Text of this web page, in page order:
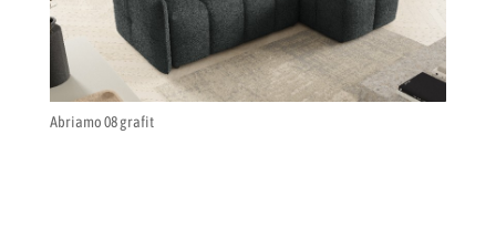
Abriamo 08 grafit